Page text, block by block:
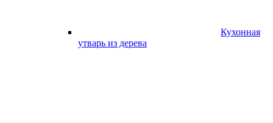
Кухонная
утварь из дерева